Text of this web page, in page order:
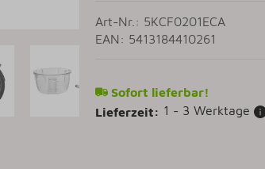
Art-Nr.: 5KCF0201ECA
EAN: 5413184410261
Sofort lieferbar!
Lieferzeit: 1 - 3 Werktage